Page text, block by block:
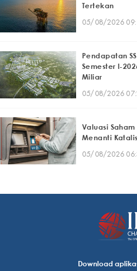
Tertekan
05/08/2026
Pendapatan
Semester I-
Miliar
05/08/2026
Valuasi
Menanti Katalis
05/08/2026
Download